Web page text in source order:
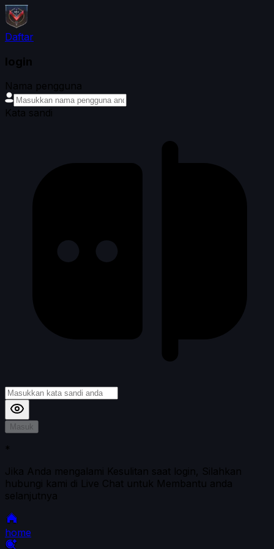
Daftar
login
Nama pengguna
Kata sandi
Masuk
*
Jika Anda mengalami Kesulitan saat login, Silahkan
hubungi kami di Live Chat untuk Membantu anda
selanjutnya
home